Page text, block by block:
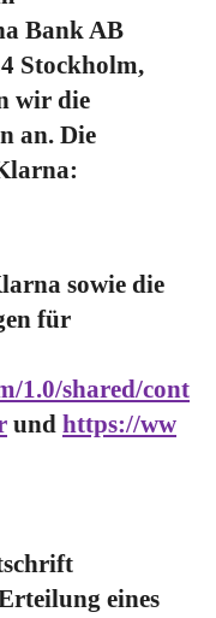
Bank AB
Stockholm,
wir die
an. Die
sowie die
für
1.0/shared/cont
und https://ww
eines